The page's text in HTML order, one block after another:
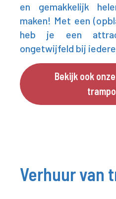
en gemakkelijk
maken! Met een
heb je een
ongetwijfeld bij
Bekijk ook
Verhuur van